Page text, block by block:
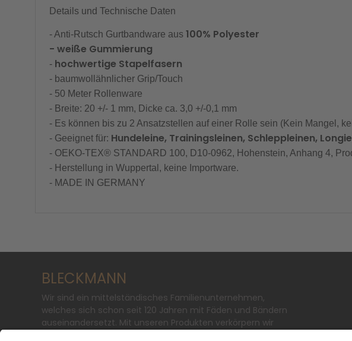
Details und Technische Daten
- Anti-Rutsch Gurtbandware aus100% Polyester
- weiße Gummierung
- hochwertige Stapelfasern
- baumwollähnlicher Grip/Touch
- 50 Meter Rollenware
- Breite: 20 +/- 1 mm, Dicke ca. 3,0 +/-0,1 mm
- Es können bis zu 2 Ansatzstellen auf einer Rolle sein (Kein Mangel,
- Geeignet für: Hundeleine, Trainingsleinen, Schleppleinen,
- OEKO-TEX® STANDARD 100, D10-0962, Hohenstein, Anhang 4,
- Herstellung in Wuppertal, keine Importware.
- MADE IN GERMANY
BLECKMANN
Wir sind ein mittelständisches Familienunternehmen,
welches sich schon seit 120 Jahren mit Fäden und Bändern
auseinandersetzt. Mit unseren Produkten verkörpern wir